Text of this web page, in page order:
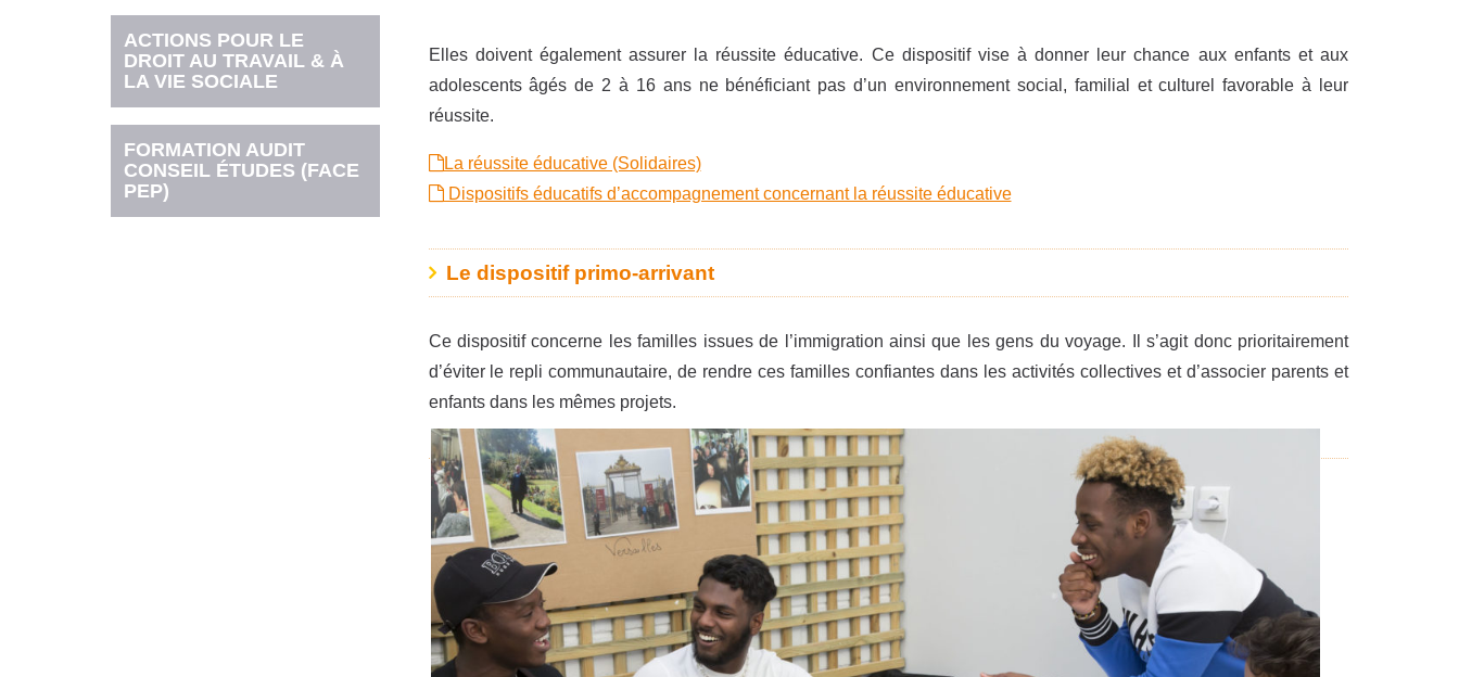
ACTIONS POUR LE
DROIT AU TRAVAIL & À
LA VIE SOCIALE
FORMATION AUDIT
CONSEIL ÉTUDES (FACE
PEP)
Elles doivent également assurer la réussite éducative. Ce dispositif vise à donner leur chance aux enfants et aux
adolescents âgés de 2 à 16 ans ne bénéficiant pas d’un environnement social, familial et culturel favorable à leur
réussite.
La réussite éducative (Solidaires)
Dispositifs éducatifs d’accompagnement concernant la réussite éducative
Le dispositif primo-arrivant
Ce dispositif concerne les familles issues de l’immigration ainsi que les gens du voyage. Il s’agit donc prioritairement
d’éviter le repli communautaire, de rendre ces familles confiantes dans les activités collectives et d’associer parents et
enfants dans les mêmes projets.